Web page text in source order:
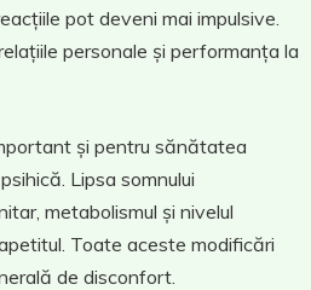
pot deveni mai impulsive.
personale și performanța la
și pentru sănătatea
Lipsa somnului
metabolismul și nivelul
Toate aceste modificări
de disconfort.